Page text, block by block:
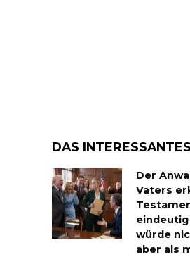
DAS
Der
Vaters
würde
aber als